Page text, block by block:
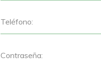
Teléfono:
Contraseña: